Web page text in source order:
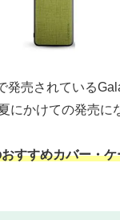
発売されている
にかけての発売に
すすめカバー・ケ